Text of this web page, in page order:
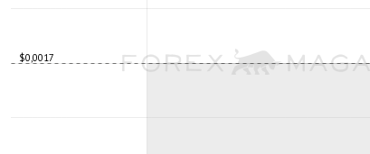
$0,0017